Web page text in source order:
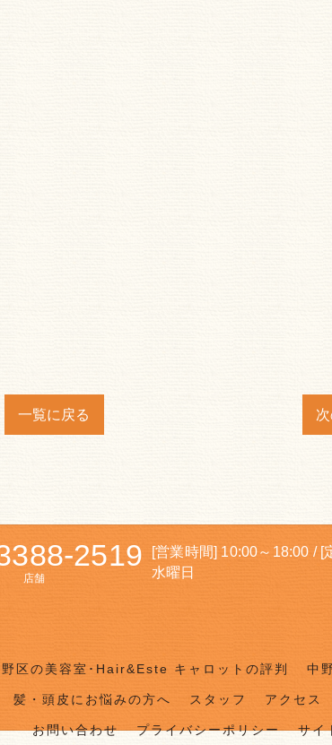
一覧に戻る
2519
店舗
[営業時間] 10:00～18:00 / [
水曜日
区の美容室･Hair&Este キャロットの評判 中
髪・頭皮にお悩みの方へ スタッフ アクセス
お問い合わせ プライバシーポリシー サイ